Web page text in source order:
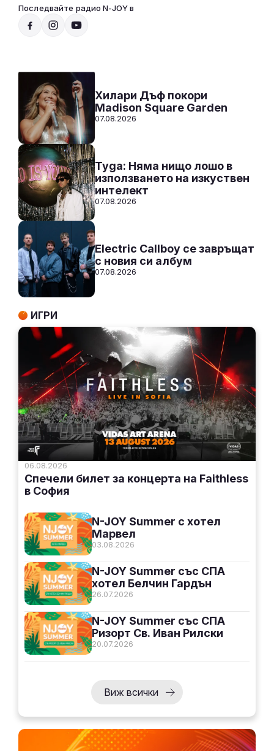
Последвайте радио N-JOY в
СЛУШАЙ
12:00 - 00:00
Хилари Дъф покори
Madison Square Garden
07.08.2026
Tyga: Няма нищо лошо в
използването на изкуствен
интелект
07.08.2026
Electric Callboy се завръщат
с новия си албум
07.08.2026
ИГРИ
06.08.2026
Спечели билет за концерта на Faithless
в София
03.08.2026
N-JOY Summer с хотел
Марвел
26.07.2026
N-JOY Summer със СПА
хотел Белчин Гардън
20.07.2026
N-JOY Summer със СПА
Ризорт Св. Иван Рилски
Виж всички